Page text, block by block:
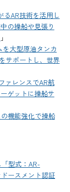
AR技術を活用し
の操船や見張り
」
大型原油タンカ
サポートし、世界
ァレンスでAR航
ゲットに操船サ
機能強化で操船
型式：AR-
ースメント認証